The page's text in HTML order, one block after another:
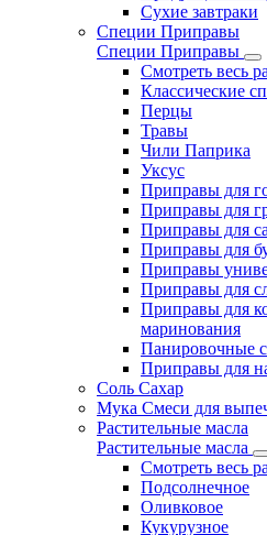
Сухие завтраки
Специи Приправы
Специи Приправы
Смотреть весь
Классические
Перцы
Травы
Чили Паприка
Уксус
Приправы для
Приправы для
Приправы для
Приправы для
Приправы
Приправы для
Приправы для
маринования
Панировочные
Приправы для
Соль Сахар
Мука Смеси для
Растительные масла
Растительные масла
Смотреть весь
Подсолнечное
Оливковое
Кукурузное